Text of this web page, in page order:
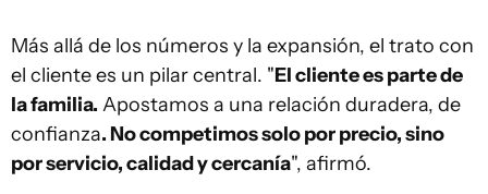
Más allá de los números y la expansión, el trato con
el cliente es un pilar central. "El cliente es parte de
la familia. Apostamos a una relación duradera, de
confianza. No competimos solo por precio, sino
por servicio, calidad y cercanía", afirmó.